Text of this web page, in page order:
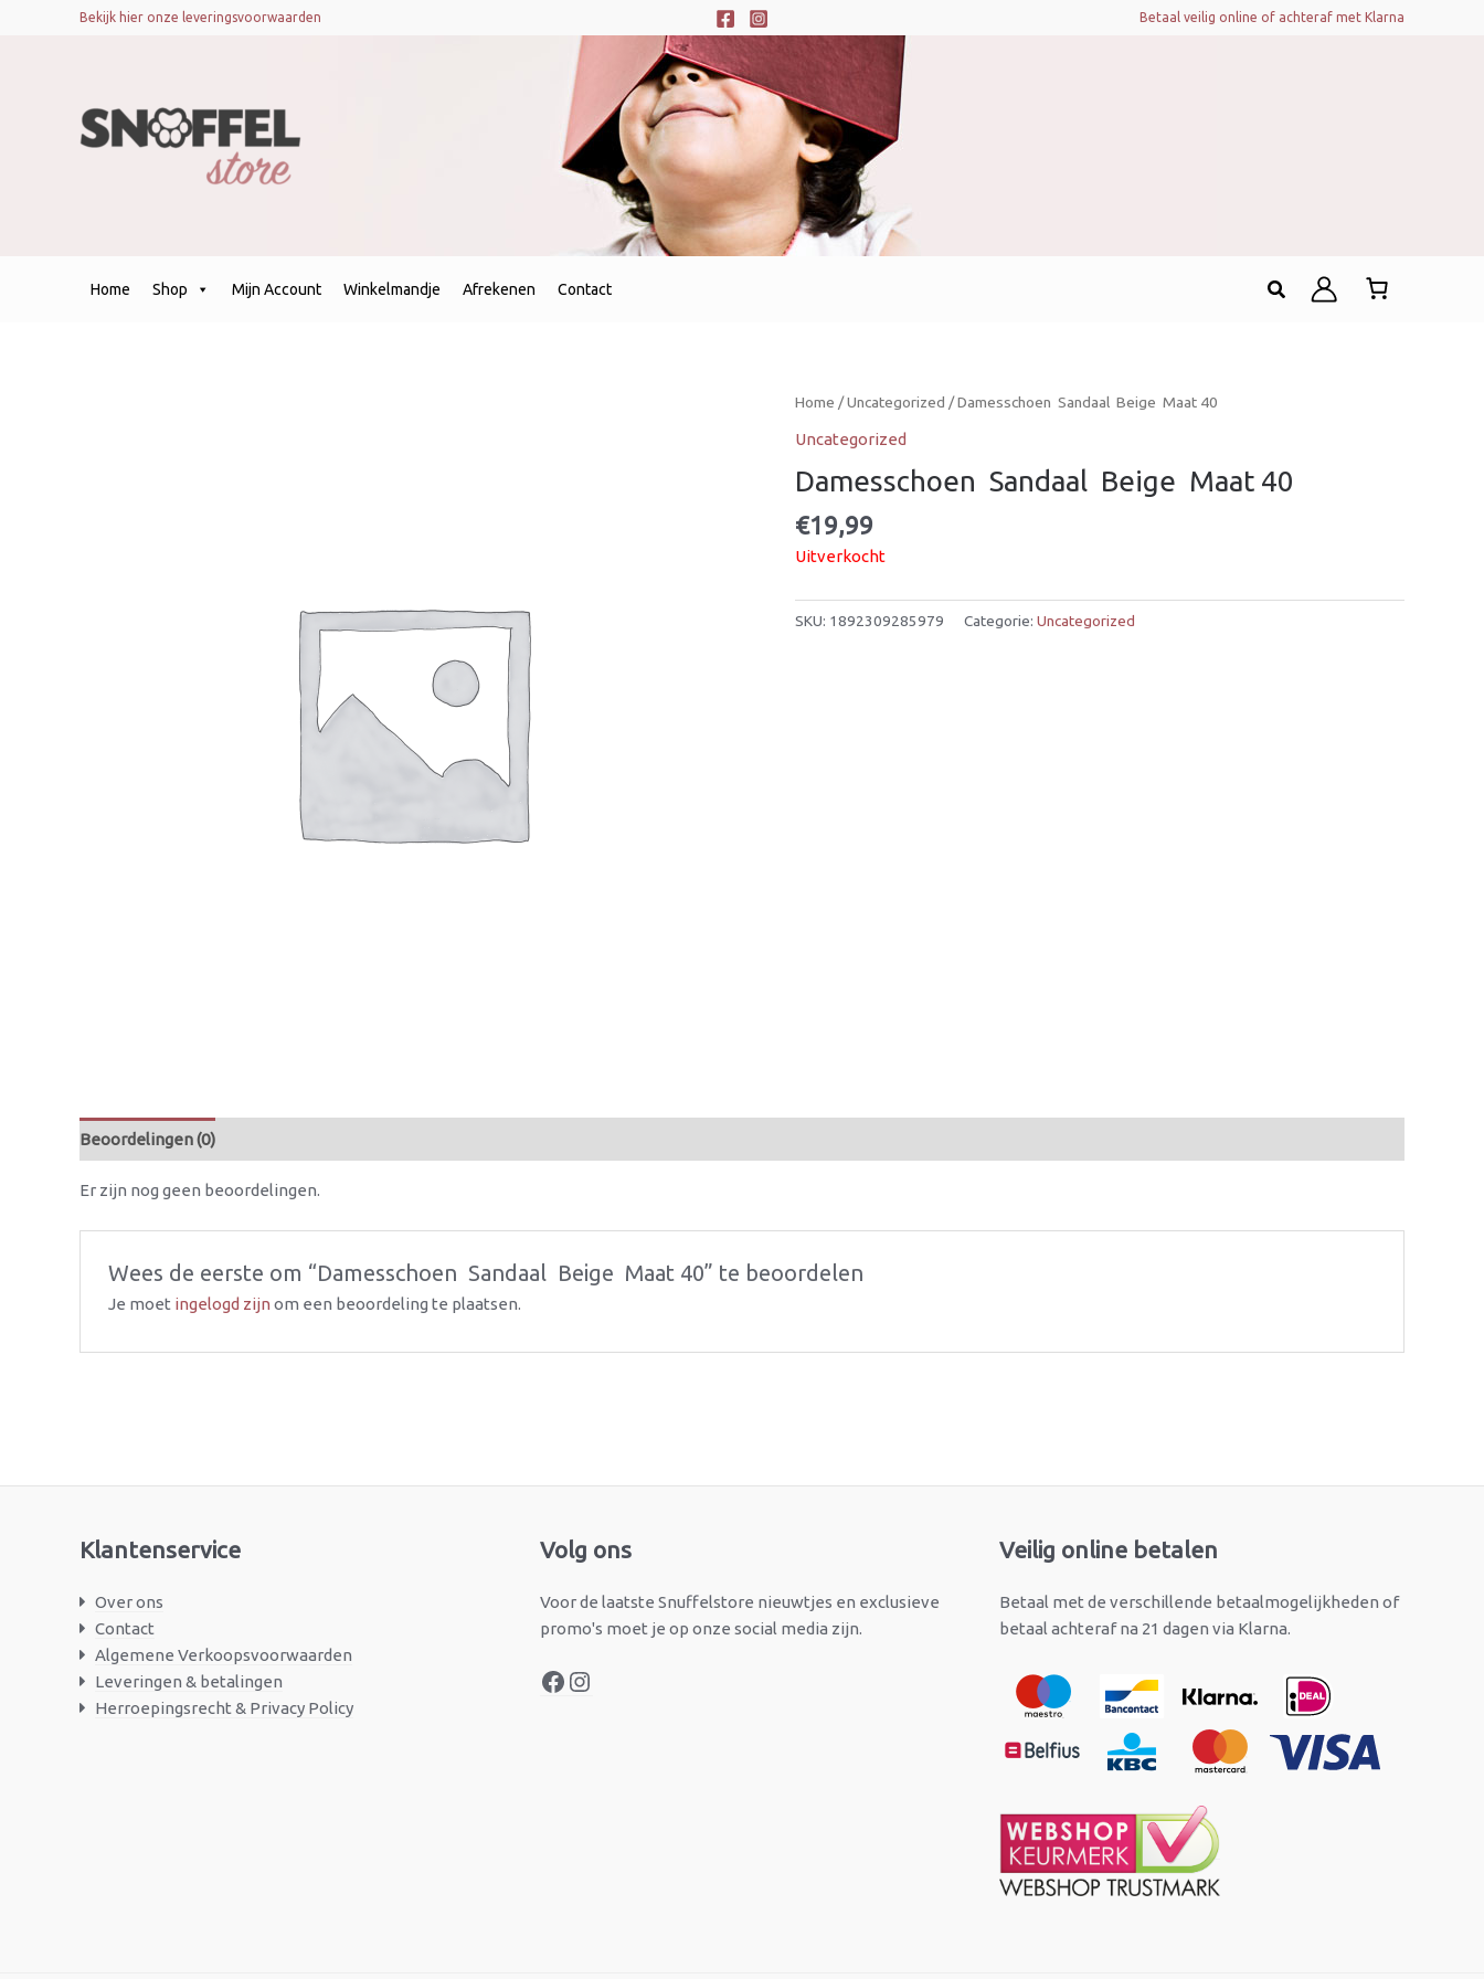
Bekijk hier onze leveringsvoorwaarden Betaal veilig online of achteraf met Klarna
Home Shop Mijn Account Winkelmandje Afrekenen Contact Zoeken
Home /Uncategorized / Damesschoen  Sandaal  Beige  Maat 40
Uncategorized
Damesschoen  Sandaal  Beige  Maat 40
€19,99
Uitverkocht
SKU: 1892309285979 Categorie: Uncategorized
Beoordelingen (0)
Er zijn nog geen beoordelingen.
Wees de eerste om “Damesschoen  Sandaal  Beige  Maat 40” te beoordelen
Je moet ingelogd zijn om een beoordeling te plaatsen.
Klantenservice
Over ons
Contact
Algemene Verkoopsvoorwaarden
Leveringen & betalingen
Herroepingsrecht & Privacy Policy
Volg ons
Voor de laatste Snuffelstore nieuwtjes en exclusieve
promo's moet je op onze social media zijn.
Facebook
Instagram Veilig online betalen
Betaal met de verschillende betaalmogelijkheden of
betaal achteraf na 21 dagen via Klarna.